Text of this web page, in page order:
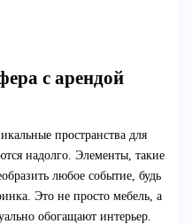
с арендой
пространства для
надолго. Элементы, такие
любое событие, будь
Это не просто мебель, а
обогащают интерьер.